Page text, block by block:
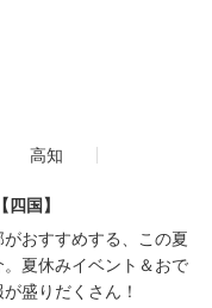
高知
国】
おすすめする、この夏
夏休みイベント＆おで
盛りだくさん！